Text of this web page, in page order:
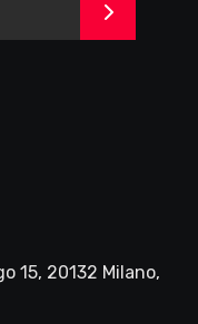
>
15, 20132 Milano,